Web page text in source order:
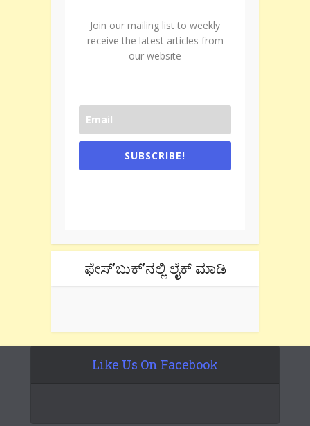
Join our mailing list to weekly
receive the latest articles from
our website
SUBSCRIBE!
ಫೇಸ್’ಬುಕ್’ನಲ್ಲಿ ಲೈಕ್ ಮಾಡಿ
Like Us On Facebook